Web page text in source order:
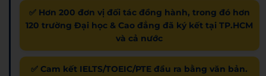
✅ Hơn 200 đơn vị đối tác đồng hành, trong đó hơn
120 trường Đại học & Cao đẳng đã ký kết tại TP.HCM
và cả nước
✅ Cam kết IELTS/TOEIC/PTE đầu ra bằng văn bản.